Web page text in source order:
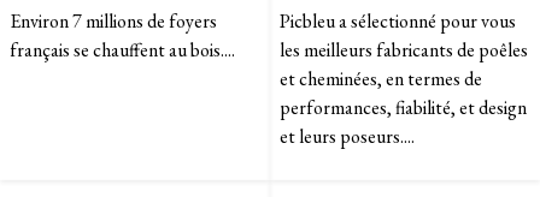
Environ 7 millions de foyers
français se chauffent au bois....
Picbleu a sélectionné pour vous
les meilleurs fabricants de poêles
et cheminées, en termes de
performances, fiabilité, et design
et leurs poseurs....